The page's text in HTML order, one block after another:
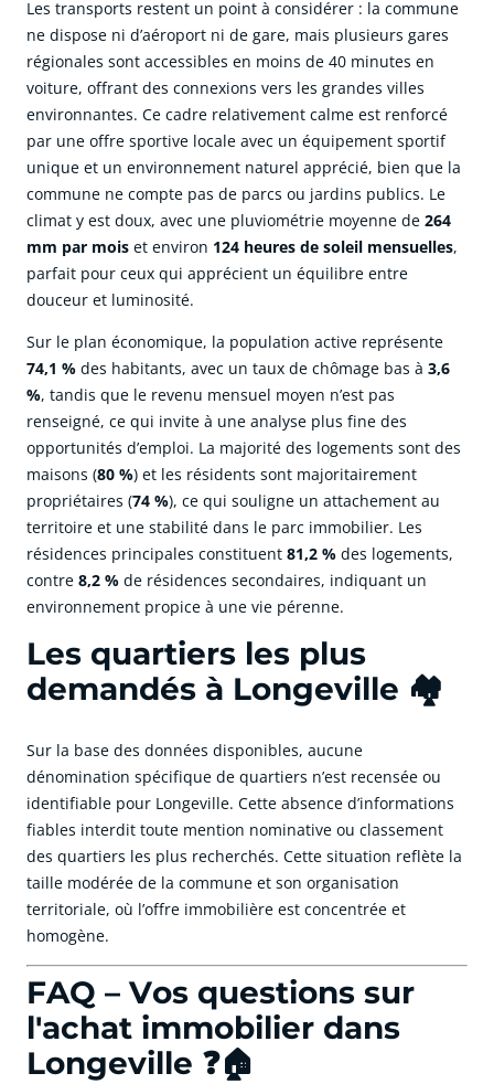
Les transports restent un point à considérer : la commune
ne dispose ni d’aéroport ni de gare, mais plusieurs gares
régionales sont accessibles en moins de 40 minutes en
voiture, offrant des connexions vers les grandes villes
environnantes. Ce cadre relativement calme est renforcé
par une offre sportive locale avec un équipement sportif
unique et un environnement naturel apprécié, bien que la
commune ne compte pas de parcs ou jardins publics. Le
climat y est doux, avec une pluviométrie moyenne de 264
mm par mois et environ 124 heures de soleil mensuelles,
parfait pour ceux qui apprécient un équilibre entre
douceur et luminosité.
Sur le plan économique, la population active représente
74,1 % des habitants, avec un taux de chômage bas à 3,6
%, tandis que le revenu mensuel moyen n’est pas
renseigné, ce qui invite à une analyse plus fine des
opportunités d’emploi. La majorité des logements sont des
maisons (80 %) et les résidents sont majoritairement
propriétaires (74 %), ce qui souligne un attachement au
territoire et une stabilité dans le parc immobilier. Les
résidences principales constituent 81,2 % des logements,
contre 8,2 % de résidences secondaires, indiquant un
environnement propice à une vie pérenne.
Les quartiers les plus
demandés à Longeville 🏘️
Sur la base des données disponibles, aucune
dénomination spécifique de quartiers n’est recensée ou
identifiable pour Longeville. Cette absence d’informations
fiables interdit toute mention nominative ou classement
des quartiers les plus recherchés. Cette situation reflète la
taille modérée de la commune et son organisation
territoriale, où l’offre immobilière est concentrée et
homogène.
FAQ – Vos questions sur
l'achat immobilier dans
Longeville ❓🏠